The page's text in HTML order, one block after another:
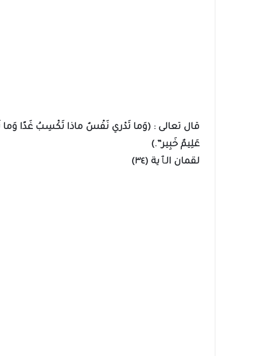
قال تعالى : (وَما تَدْري نَفْسٌ ماذا تَكْسِبُ غَدًا
عَلِيمٌ خَبِير”.)
لقمان الٱية (٣٤)